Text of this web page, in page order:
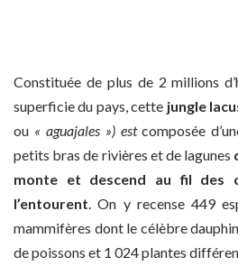
Constituée de plus de 2 millions
superficie du pays, cette jungle
ou « aguajales ») estcomposée
petits bras de rivières et de lagunes
monte et descend au fil des
l’entourent. On y recense 449
mammifères dont le célèbre
de poissons et 1 024 plantes